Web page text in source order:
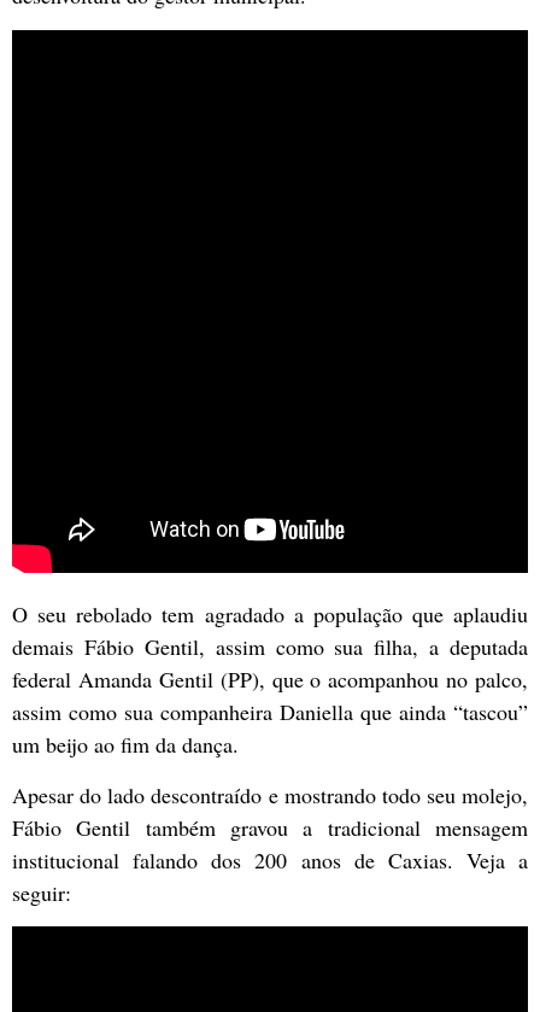
O seu rebolado tem agradado a população que aplaudiu
demais Fábio Gentil, assim como sua filha, a deputada
federal Amanda Gentil (PP), que o acompanhou no palco,
assim como sua companheira Daniella que ainda “tascou”
um beijo ao fim da dança.
Apesar do lado descontraído e mostrando todo seu molejo,
Fábio Gentil também gravou a tradicional mensagem
institucional falando dos 200 anos de Caxias. Veja a
seguir: